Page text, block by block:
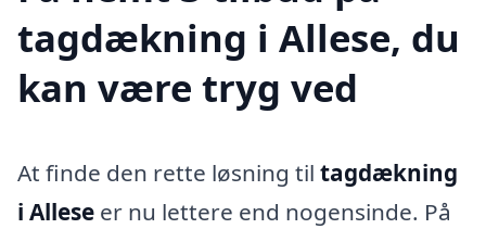
tagdækning i Allese, du
kan være tryg ved
At finde den rette løsning til tagdækning
i Allese er nu lettere end nogensinde. På